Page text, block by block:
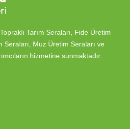
Tarım Seraları, Fide Üretim
Seraları, Muz Üretim Seraları ve
hizmetine sunmaktadır.